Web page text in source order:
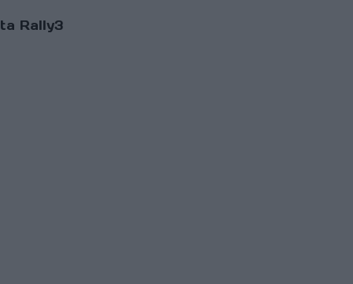
Rally3